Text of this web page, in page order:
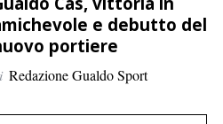
e debutto del
portiere
Redazione Gualdo Sport